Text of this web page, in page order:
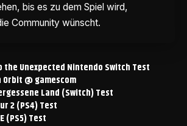
bis es zu dem Spiel wird,
Community wünscht.
the Unexpected Nintendo Switch Test
Orbit @ gamescom
Land (Switch) Test
2 (PS4) Test
(PS5) Test